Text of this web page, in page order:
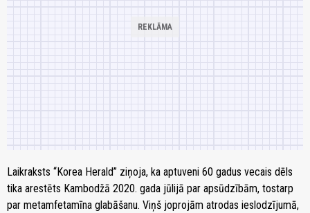
Laikraksts “Korea Herald” ziņoja, ka aptuveni 60 gadus vecais dēls
tika arestēts Kambodžā 2020. gada jūlijā par apsūdzībām, tostarp
par metamfetamīna glabāšanu. Viņš joprojām atrodas ieslodzījumā,